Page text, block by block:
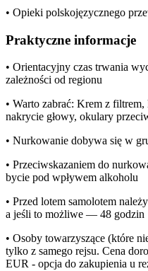
• Opieki polskojęzycznego
Praktyczne informacje
• Orientacyjny czas trwania
zależności od regionu
• Warto zabrać: Krem z
nakrycie głowy, okulary
• Nurkowanie dobywa się w
• Przeciwskazaniem do
bycie pod wpływem alkoholu
• Przed lotem samolotem
a jeśli to możliwe — 48 godzin
• Osoby towarzyszące (które
tylko z samego rejsu. Cena
EUR - opcja do zakupienia u